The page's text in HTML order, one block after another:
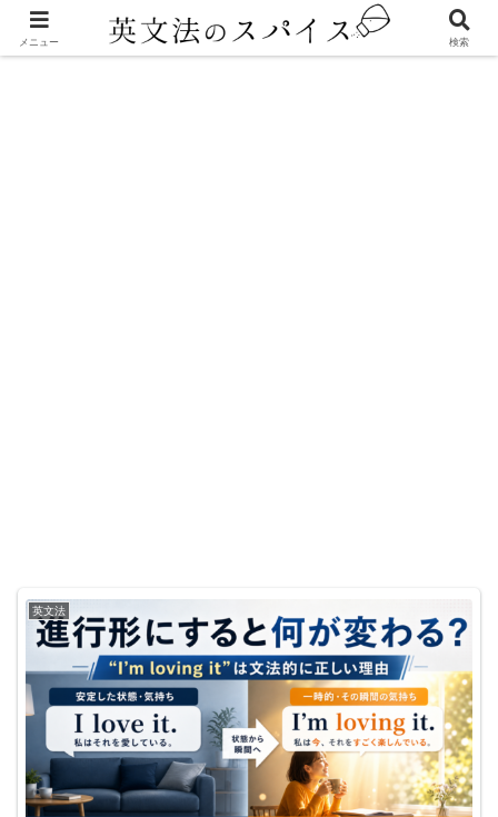
進行形
英文法
メニュー 検索